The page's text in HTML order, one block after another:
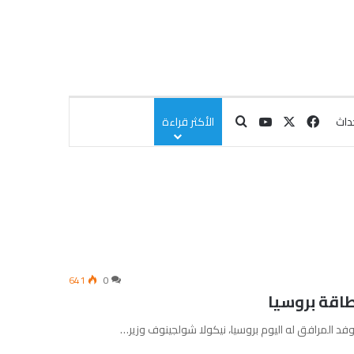
فيسبوك ‫YouTubeبحث عن
الأكثر قراءة
0
641
بروسيا
المرافق له اليوم بروسيا، نيكولا شولجينوف وزير…